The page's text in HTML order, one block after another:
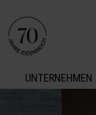
UNTERNEHMEN